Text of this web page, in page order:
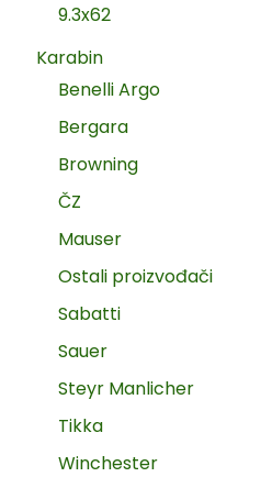
9.3x62
Karabin
Benelli Argo
Bergara
Browning
ČZ
Mauser
Ostali proizvođači
Sabatti
Sauer
Steyr Manlicher
Tikka
Winchester